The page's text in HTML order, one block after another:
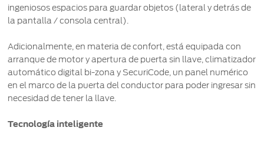
ingeniosos espacios para guardar objetos (lateral y detrás de
la pantalla / consola central).
Adicionalmente, en materia de confort, está equipada con
arranque de motor y apertura de puerta sin llave, climatizador
automático digital bi-zona y SecuriCode, un panel numérico
en el marco de la puerta del conductor para poder ingresar sin
necesidad de tener la llave.
Tecnología inteligente